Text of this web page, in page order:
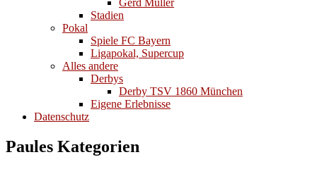
Gerd Müller
Stadien
Pokal
Spiele FC Bayern
Ligapokal, Supercup
Alles andere
Derbys
Derby TSV 1860 München
Eigene Erlebnisse
Datenschutz
Paules Kategorien